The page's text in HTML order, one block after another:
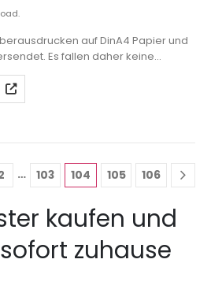
auf DinA4 Papier und
Es fallen daher keine
… 103 104 105 106
kaufen und
zuhause